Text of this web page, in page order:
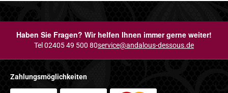
Haben Sie Fragen? Wir helfen Ihnen immer gerne weiter!
Tel 02405 49 500 80service@andalous-dessous.de
Zahlungsmöglichkeiten